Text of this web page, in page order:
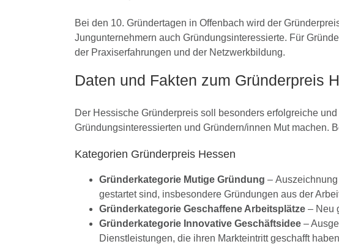
Bei den 10. Gründertagen in Offenbach wird der
Jungunternehmern auch Gründungsinteressierte. Für
der Praxiserfahrungen und der Netzwerkbildung.
Daten und Fakten zum Gründerpreis
Der Hessische Gründerpreis soll besonders erfolgreiche
Gründungsinteressierten und Gründern/innen Mut machen.
Kategorien Gründerpreis Hessen
Gründerkategorie Mutige Gründung –
gestartet sind, insbesondere Gründungen aus der
Gründerkategorie Geschaffene Arbeitsplätze – Neu
Gründerkategorie Innovative Geschäftsidee –
Dienstleistungen, die ihren Markteintritt geschafft